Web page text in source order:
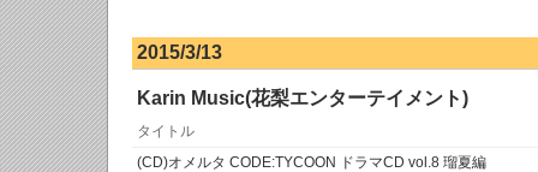
2015/3/13
Karin Music(花梨エンターテイメント)
タイトル
(CD)オメルタ CODE:TYCOON ドラマCD vol.8 瑠夏編